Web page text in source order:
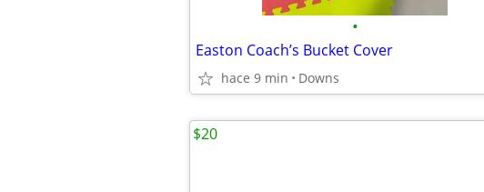
•
Easton Coach’s Bucket Cover
hace 9 min Downs
$20